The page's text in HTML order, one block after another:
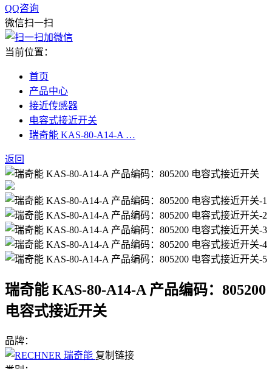
QQ咨询
微信扫一扫
当前位置：
首页
产品中心
接近传感器
电容式接近开关
瑞奇能 KAS-80-A14-A …
返回
瑞奇能 KAS-80-A14-A 产品编码：805200
电容式接近开关
品牌：
复制链接